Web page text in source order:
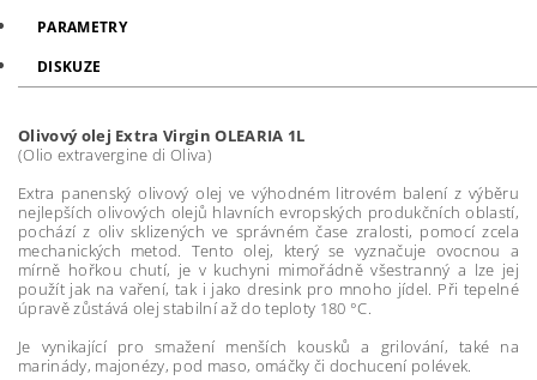
PARAMETRY
DISKUZE
Olivový olej Extra Virgin OLEARIA 1L
(Olio extravergine di Oliva)
Extra panenský olivový olej ve výhodném litrovém balení z výběru
nejlepších olivových olejů hlavních evropských produkčních oblastí,
pochází z oliv sklizených ve správném čase zralosti, pomocí zcela
mechanických metod. Tento olej, který se vyznačuje ovocnou a
mírně hořkou chutí, je v kuchyni mimořádně všestranný a lze jej
použít jak na vaření, tak i jako dresink pro mnoho jídel. Při tepelné
úpravě zůstává olej stabilní až do teploty 180 °C.
Je vynikající pro smažení menších kousků a grilování, také na
marinády, majonézy, pod maso, omáčky či dochucení polévek.